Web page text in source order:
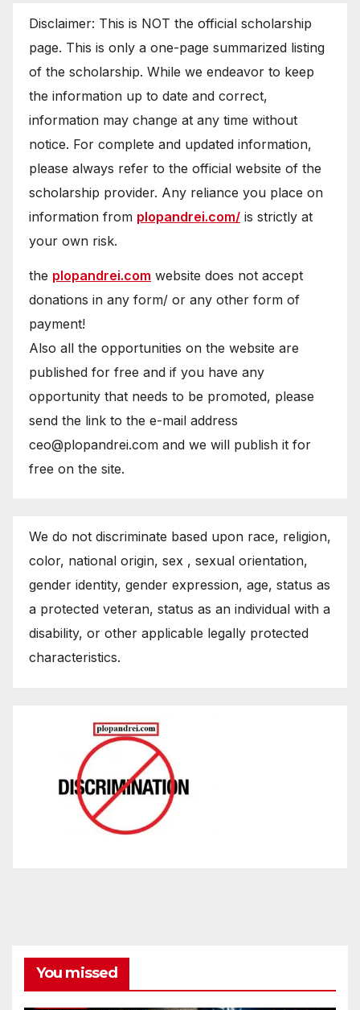
Disclaimer: This is NOT the official scholarship
page. This is only a one-page summarized listing
of the scholarship. While we endeavor to keep
the information up to date and correct,
information may change at any time without
notice. For complete and updated information,
please always refer to the official website of the
scholarship provider. Any reliance you place on
information from plopandrei.com/ is strictly at
your own risk.
the plopandrei.com website does not accept
donations in any form/ or any other form of
payment!
Also all the opportunities on the website are
published for free and if you have any
opportunity that needs to be promoted, please
send the link to the e-mail address
ceo@plopandrei.com and we will publish it for
free on the site.
We do not discriminate based upon race, religion,
color, national origin, sex , sexual orientation,
gender identity, gender expression, age, status as
a protected veteran, status as an individual with a
disability, or other applicable legally protected
characteristics.
You missed